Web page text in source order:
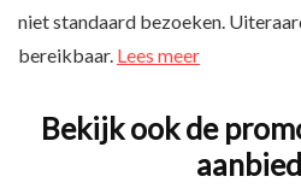
niet standaard bezoeken.
bereikbaar. Lees meer
Bekijk ook de